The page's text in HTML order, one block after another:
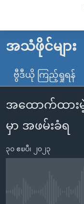
လွယ်ကူ
သည့်
များ
ပင်မ
သို့
မူလစာမျက်နှာ
မြန်မာ
ကမ္ဘာ့သတင်းများ
နိုင်ငံတကာ
အမေရိကန်
အစ္စရေး-ပါလက်စတိုင်း
ဗွီဒီယို
သတင်းလွတ်လပ်ခွင့်
ရပ်ဝန်းတခု လမ်းတခု
အင်္ဂလိပ်စာလေ့လာမယ်
အသံဖိုင်များ
ဗွီဒီယို ကြည့်ရှုရန်
အထောက်ထားမဲ့
မှာ အဖမ်းခံရ
၃၀ ဧၿပီ၊ ၂၀၂၃